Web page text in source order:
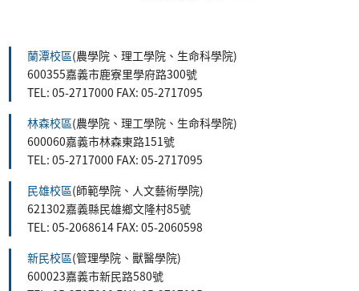
蘭潭校區(農學院、理工學院、生命科學院)
600355嘉義市鹿寮里學府路300號
TEL: 05-2717000 FAX: 05-2717095
林森校區(農學院、理工學院、生命科學院)
600060嘉義市林森東路151號
TEL: 05-2717000 FAX: 05-2717095
民雄校區(師範學院、人文藝術學院)
621302嘉義縣民雄鄉文隆村85號
TEL: 05-2068614 FAX: 05-2060598
新民校區(管理學院、獸醫學院)
600023嘉義市新民路580號